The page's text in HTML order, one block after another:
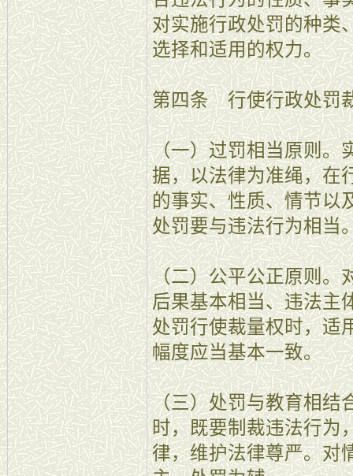
对实施行政处罚的种类
选择和适用的权力。
第四条 行使行政处罚
（一）过罚相当原则。
据，以法律为准绳，在
的事实、性质、情节以
处罚要与违法行为相当
（二）公平公正原则。
后果基本相当、违法主
处罚行使裁量权时，适
幅度应当基本一致。
（三）处罚与教育相结
时，既要制裁违法行为
律，维护法律尊严。对